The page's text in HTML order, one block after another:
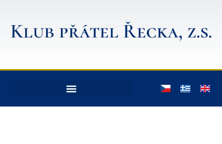
Klub přátel Řecka, z.s.